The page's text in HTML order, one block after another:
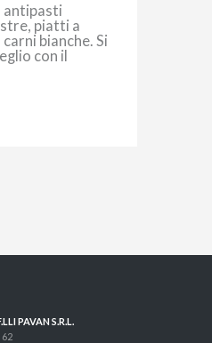
antipasti
piatti a
bianche. Si
con il
PAVAN S.R.L.